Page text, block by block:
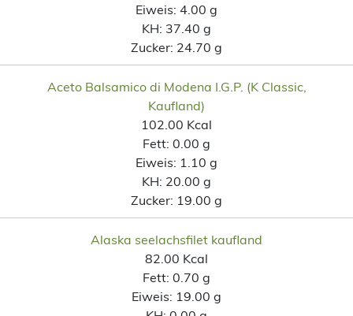
Eiweis: 4.00 g
KH: 37.40 g
Zucker: 24.70 g
Aceto Balsamico di Modena I.G.P. (K Classic,
Kaufland)
102.00 Kcal
Fett: 0.00 g
Eiweis: 1.10 g
KH: 20.00 g
Zucker: 19.00 g
Alaska seelachsfilet kaufland
82.00 Kcal
Fett: 0.70 g
Eiweis: 19.00 g